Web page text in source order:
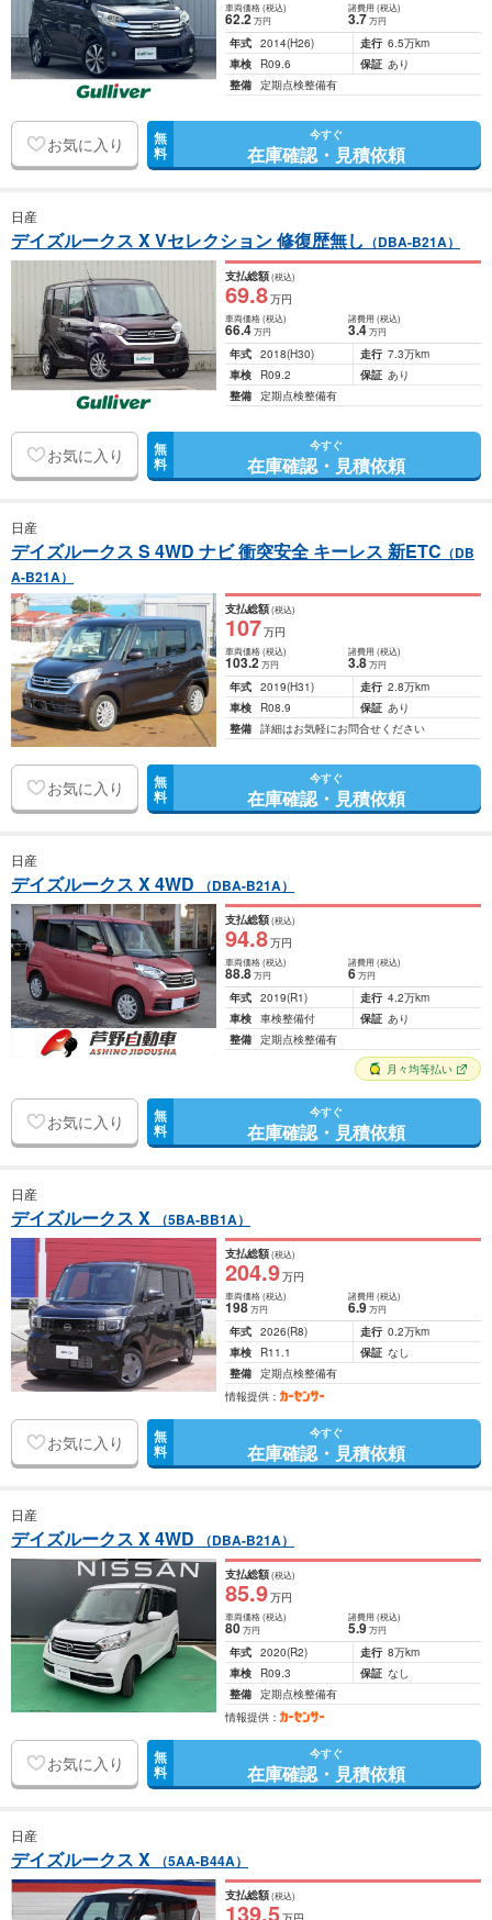
車両価格(税込)
62.2万円
諸費用 (税込)
3.7 万円
年式 2014(H26) 走行 6.5万km
車検
R09.6 保証 あり
整備 定期点検整備有
お気に入り 無
料
今すぐ
在庫確認・見積依頼
日産
デイズルークス X Vセレクション 修復歴無し （DBA-B21A）
支払総額(税込)
69.8万円
車両価格(税込)
66.4万円
諸費用 (税込)
3.4 万円
年式 2018(H30) 走行 7.3万km
車検
R09.2 保証 あり
整備 定期点検整備有
お気に入り 無
料
今すぐ
在庫確認・見積依頼
日産
デイズルークス S 4WD ナビ 衝突安全 キーレス 新ETC （DB
A-B21A）
支払総額(税込)
107万円
車両価格(税込)
103.2万円
諸費用 (税込)
3.8 万円
年式 2019(H31) 走行 2.8万km
車検
R08.9 保証 あり
整備 詳細はお気軽にお問合せください
お気に入り 無
料
今すぐ
在庫確認・見積依頼
日産
デイズルークス X 4WD （DBA-B21A）
支払総額(税込)
94.8万円
車両価格(税込)
88.8万円
諸費用 (税込)
6 万円
年式 2019(R1) 走行 4.2万km
車検 車検整備付 保証 あり
整備 定期点検整備有
月々均等払い
お気に入り 無
料
今すぐ
在庫確認・見積依頼
日産
デイズルークス X （5BA-BB1A）
支払総額(税込)
204.9万円
車両価格(税込)
198万円
諸費用 (税込)
6.9 万円
年式 2026(R8) 走行 0.2万km
車検
R11.1 保証 なし
整備 定期点検整備有
情報提供：
お気に入り 無
料
今すぐ
在庫確認・見積依頼
日産
デイズルークス X 4WD （DBA-B21A）
支払総額(税込)
85.9万円
車両価格(税込)
80万円
諸費用 (税込)
5.9 万円
年式 2020(R2) 走行 8万km
車検
R09.3 保証 なし
整備 定期点検整備有
情報提供：
お気に入り 無
料
今すぐ
在庫確認・見積依頼
日産
デイズルークス X （5AA-B44A）
支払総額(税込)
139.5